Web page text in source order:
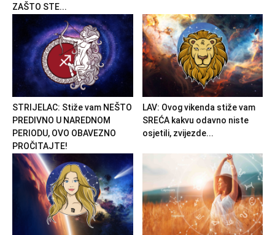
ZAŠTO STE...
STRIJELAC: Stiže vam NEŠTO
PREDIVNO U NAREDNOM
PERIODU, OVO OBAVEZNO
PROČITAJTE!
LAV: Ovog vikenda stiže vam
SREĆA kakvu odavno niste
osjetili, zvijezde...